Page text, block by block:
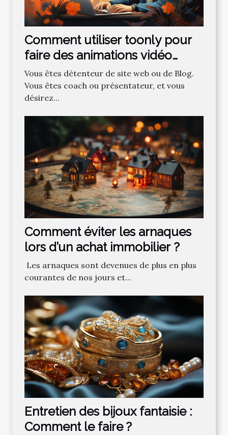
Comment utiliser toonly pour
faire des animations vidéo
professionnelles ?
Vous êtes détenteur de site web ou de Blog.
Vous êtes coach ou présentateur, et vous
désirez...
Comment‌ ‌éviter‌ ‌les‌ ‌arnaques‌
‌lors‌ ‌d’un‌ ‌achat‌ ‌immobilier ?‌ ‌
‌ Les‌ ‌arnaques‌ ‌sont‌ ‌devenues‌ ‌de‌ ‌plus‌ ‌en‌ ‌plus‌
‌courantes‌ ‌de‌ ‌nos‌ ‌jours‌ ‌et‌...
Entretien des bijoux fantaisie :
Comment le faire ?